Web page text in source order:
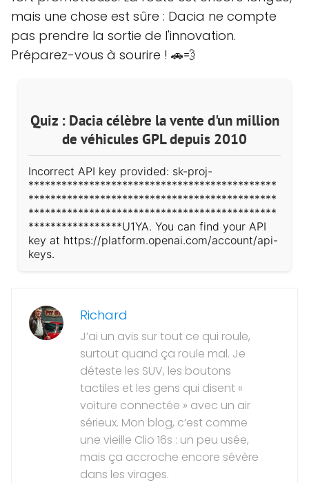
mais une chose est sûre : Dacia ne compte
pas prendre la sortie de l'innovation.
Préparez-vous à sourire ! 🚗💨
Quiz : Dacia célèbre la vente d'un million
de véhicules GPL depuis 2010
Incorrect API key provided: sk-proj-
*********************************************
*********************************************
*********************************************
*****************U1YA. You can find your API
key at https://platform.openai.com/account/api-
keys.
Richard
J’ai un avis sur tout ce qui roule,
surtout quand ça roule mal. Je
déteste les SUV, les boutons
tactiles et les gens qui disent «
voiture connectée » avec un air
sérieux. Mon blog, c’est comme
une vieille Clio 16s : un peu usée,
mais ça accroche encore sévère
dans les virages.